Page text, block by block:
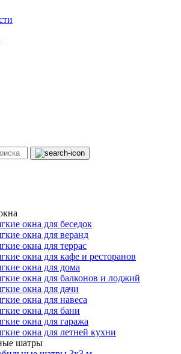
окна для беседок
окна для веранд
окна для террас
окна для кафе и ресторанов
окна для дома
окна для балконов и лоджий
окна для дачи
окна для навеса
окна для бани
окна для гаража
окна для летней кухни
шатры